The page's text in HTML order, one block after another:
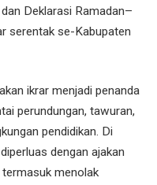
Deklarasi Ramadan–
serentak se-Kabupaten
ikrar menjadi penanda
perundungan, tawuran,
pendidikan. Di
dengan ajakan
menolak